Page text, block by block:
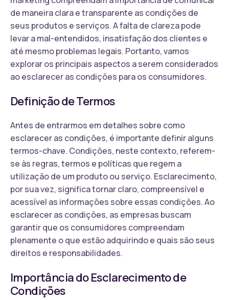
de maneira clara e transparente as condições de
seus produtos e serviços. A falta de clareza pode
levar a mal-entendidos, insatisfação dos clientes e
até mesmo problemas legais. Portanto, vamos
explorar os principais aspectos a serem considerados
ao esclarecer as condições para os consumidores.
Definição de Termos
Antes de entrarmos em detalhes sobre como
esclarecer as condições, é importante definir alguns
termos-chave. Condições, neste contexto, referem-
se às regras, termos e políticas que regem a
utilização de um produto ou serviço. Esclarecimento,
por sua vez, significa tornar claro, compreensível e
acessível as informações sobre essas condições. Ao
esclarecer as condições, as empresas buscam
garantir que os consumidores compreendam
plenamente o que estão adquirindo e quais são seus
direitos e responsabilidades.
Importância do Esclarecimento de
Condições